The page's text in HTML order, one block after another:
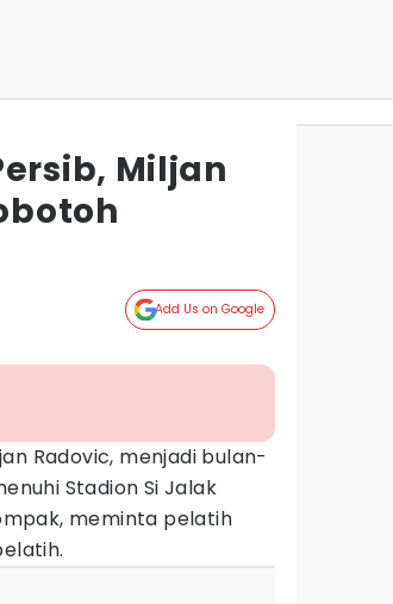
Miljan
Add Us on Google
Radovic, menjadi bulan-
Stadion Si Jalak
meminta pelatih